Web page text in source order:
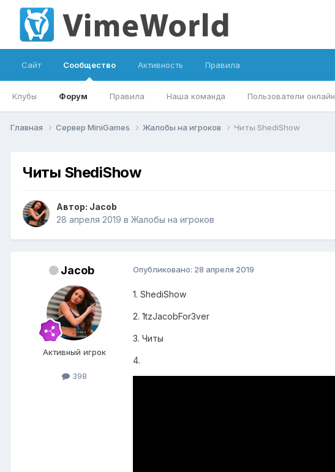
Сайт Сообщество
Клубы Форум Правила Наша команда Пользователи онлайн
Активность Правила
Главная Сервер MiniGames Жалобы на игроков Читы ShediShow
Читы ShediShow
Автор: Jacob
28 апреля 2019 в Жалобы на игроков
Jacob
Активный игрок
398
Опубликовано: 28 апреля 2019
1. ShediShow
2. 1tzJacobFor3ver
3. Читы
4.